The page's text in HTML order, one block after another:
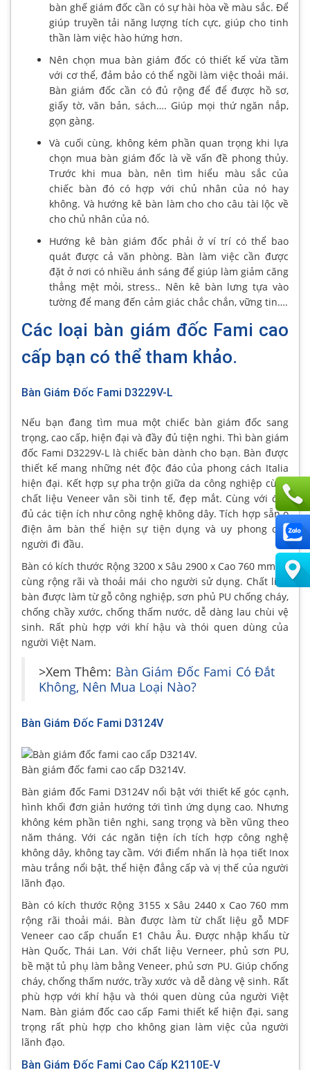
bàn ghế giám đốc cần có sự hài hòa về màu sắc. Để
giúp truyền tải năng lượng tích cực, giúp cho tinh
thần làm việc hào hứng hơn.
Nên chọn mua bàn giám đốc có thiết kế vừa tầm
với cơ thể, đảm bảo có thể ngồi làm việc thoải mái.
Bàn giám đốc cần có đủ rộng để để được hồ sơ,
giấy tờ, văn bản, sách…. Giúp mọi thứ ngăn nắp,
gọn gàng.
Và cuối cùng, không kém phần quan trọng khi lựa
chọn mua bàn giám đốc là về vấn đề phong thủy.
Trước khi mua bàn, nên tìm hiểu màu sắc của
chiếc bàn đó có hợp với chủ nhân của nó hay
không. Và hướng kê bàn làm cho cho câu tài lộc về
cho chủ nhân của nó.
Hướng kê bàn giám đốc phải ở ví trí có thể bao
quát được cả văn phòng. Bàn làm việc cần được
đặt ở nơi có nhiều ánh sáng để giúp làm giảm căng
thẳng mệt mỏi, stress.. Nên kê bàn lưng tựa vào
tường để mang đến cảm giác chắc chắn, vững tin….
Các loại bàn giám đốc Fami cao
cấp bạn có thể tham khảo.
Bàn Giám Đốc Fami D3229V-L
Nếu bạn đang tìm mua một chiếc bàn giám đốc sang
trọng, cao cấp, hiện đại và đầy đủ tiện nghi. Thì bàn giám
đốc Fami D3229V-L là chiếc bàn dành cho bạn. Bàn được
thiết kế mang những nét độc đáo của phong cách Italia
hiện đại. Kết hợp sự pha trộn giữa da công nghiệp cùng
chất liệu Veneer vân sồi tinh tế, đẹp mắt. Cùng với đầy
đủ các tiện ích như công nghệ không dây. Tích hợp sẵn ổ
điện âm bàn thể hiện sự tiện dụng và uy phong của
người đi đầu.
Bàn có kích thước Rộng 3200 x Sâu 2900 x Cao 760 mm vô
cùng rộng rãi và thoải mái cho người sử dụng. Chất liệu
bàn được làm từ gỗ công nghiệp, sơn phủ PU chống cháy,
chống chầy xước, chống thấm nước, dễ dàng lau chùi vệ
sinh. Rất phù hợp với khí hậu và thói quen dùng của
người Việt Nam.
>Xem Thêm: Bàn Giám Đốc Fami Có Đắt
Không, Nên Mua Loại Nào?
Bàn Giám Đốc Fami D3124V
Bàn giám đốc fami cao cấp D3214V.
Bàn giám đốc Fami D3124V nổi bật với thiết kế góc cạnh,
hình khối đơn giản hướng tới tình ứng dụng cao. Nhưng
không kém phần tiên nghi, sang trọng và bền vũng theo
năm tháng. Với các ngăn tiện ích tích hợp công nghệ
không dây, không tay cầm. Với điểm nhấn là họa tiết Inox
màu trắng nổi bật, thể hiện đẳng cấp và vị thế của người
lãnh đạo.
Bàn có kích thước Rộng 3155 x Sâu 2440 x Cao 760 mm
rộng rãi thoải mái. Bàn được làm từ chất liệu gỗ MDF
Veneer cao cấp chuẩn E1 Châu Âu. Được nhập khẩu từ
Hàn Quốc, Thái Lan. Với chất liệu Verneer, phủ sơn PU,
bề mặt tủ phụ làm bằng Veneer, phủ sơn PU. Giúp chống
cháy, chống thấm nước, trầy xước và dễ dàng vệ sinh. Rất
phù hợp với khí hậu và thói quen dùng của người Việt
Nam. Bàn giám đốc cao cấp Fami thiết kế hiện đại, sang
trọng rất phù hợp cho không gian làm việc của người
lãnh đạo.
Bàn Giám Đốc Fami Cao Cấp K2110E-V